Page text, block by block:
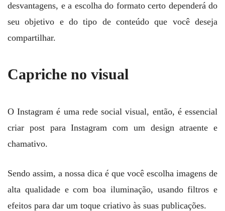
desvantagens, e a escolha do formato certo dependerá do
seu objetivo e do tipo de conteúdo que você deseja
compartilhar.
Capriche no visual
O Instagram é uma rede social visual, então, é essencial
criar post para Instagram com um design atraente e
chamativo.
Sendo assim, a nossa dica é que você escolha imagens de
alta qualidade e com boa iluminação, usando filtros e
efeitos para dar um toque criativo às suas publicações.